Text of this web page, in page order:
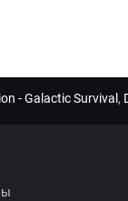
- Galactic Survival ,